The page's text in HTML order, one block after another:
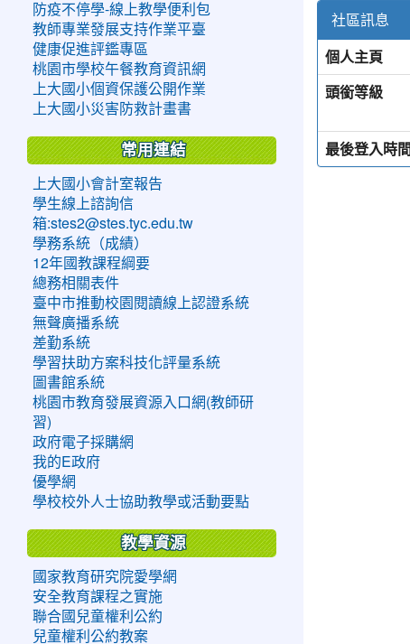
社區訊息
個人主頁
頭銜等級
最後登入時
防疫不停學-線上教學便利包
教師專業發展支持作業平臺
健康促進評鑑專區
桃園市學校午餐教育資訊網
上大國小個資保護公開作業
上大國小災害防救計畫書
常用連結
上大國小會計室報告
學生線上諮詢信
箱:stes2@stes.tyc.edu.tw
學務系統（成績）
12年國教課程綱要
總務相關表件
臺中市推動校園閱讀線上認證系統
無聲廣播系統
差勤系統
學習扶助方案科技化評量系統
圖書館系統
桃園市教育發展資源入口網(教師研
習)
政府電子採購網
我的E政府
優學網
學校校外人士協助教學或活動要點
教學資源
國家教育研究院愛學網
安全教育課程之實施
聯合國兒童權利公約
兒童權利公約教案